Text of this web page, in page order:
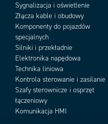
Add to existing cart row
Sygnalizacja i oświetlenie
Złącza kable i obudowy
Komponenty do pojazdów
specjalnych
Silniki i przekładnie
Elektronika napędowa
Technika liniowa
Kontrola sterowanie i zasilanie
Szafy sterownicze i osprzęt
łączeniowy
Komunikacja HMI